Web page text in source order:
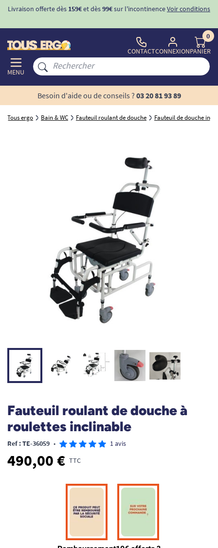
Livraison offerte dès 159€et dès99€sur l'incontinenceVoir conditions
MENU
CONTACTCONNEXION
0
PANIER
Besoin d'aide ou de conseils ? 03 20 81 93 89
Tous ergo Bain & WC Fauteuil roulant de douche Fauteuil de douche
Fauteuil roulant de douche à
roulettes inclinable
Ref : TE-36059 • 1 avis
490,00 € TTC